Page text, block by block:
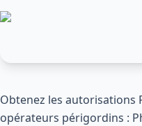
Obtenez les autorisations
opérateurs périgordins :